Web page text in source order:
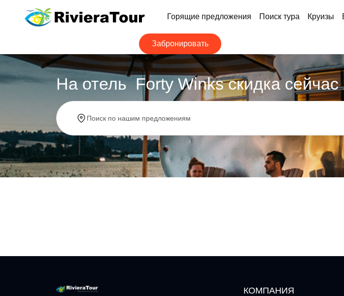
Горящие предложения Поиск тура Круизы
Забронировать
На отель Forty Winks скидка сейчас
КОМПАНИЯ